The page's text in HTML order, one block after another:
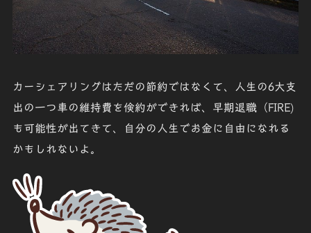
カーシェアリングはただの節約ではなくて、人生の6大支
出の一つ車の維持費を倹約ができれば、早期退職（FIRE)
も可能性が出てきて、自分の人生でお金に自由になれる
かもしれないよ。